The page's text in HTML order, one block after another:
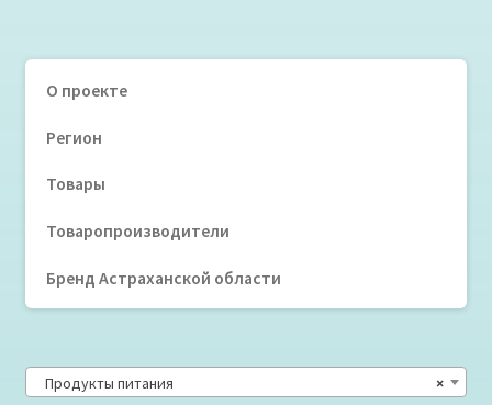
О проекте
Регион
Товары
Товаропроизводители
Бренд Астраханской области
×
Продукты питания